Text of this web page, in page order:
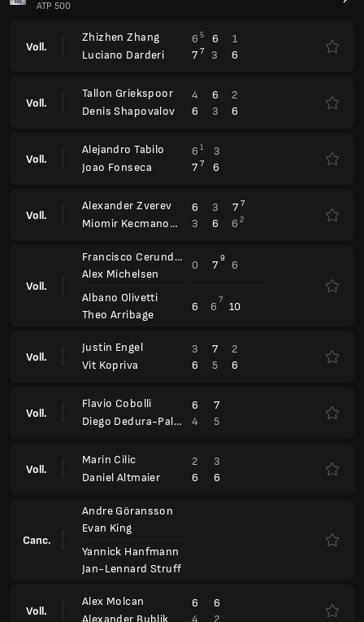
ATP 500
Voll.
Zhizhen Zhang
Luciano Darderi
6 5 6
1
7 7 3 6
Voll.
Tallon Griekspoor
Denis Shapovalov
4 6
2
6
3 6
Voll.
Alejandro Tabilo
Joao Fonseca
6 1
3
7 7 6
Voll.
Alexander Zverev
Miomir Kecmanovic
6 3 7 7
3 6 6 2
Voll.
Francisco Cerundolo
Alex Michelsen
Albano Olivetti
Theo Arribage
0 7 9 6
6 6 7 10
Voll.
Justin Engel
Vit Kopriva
3 7
2
6
5 6
Voll.
Flavio Cobolli
Diego Dedura-Palomero
6
7
4
5
Voll.
Marin Cilic
Daniel Altmaier
2
3
6
6
Canc.
Andre Göransson
Evan King
Yannick Hanfmann
Jan-Lennard Struff
Voll.
Alex Molcan
Alexander Bublik
6
6
4
2